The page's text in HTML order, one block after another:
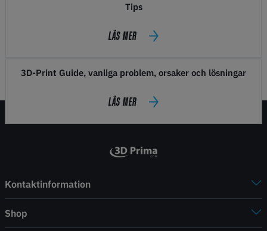
Tips
LÄS MER
3D-Print Guide, vanliga problem, orsaker och lösningar
LÄS MER
Kontaktinformation
Shop